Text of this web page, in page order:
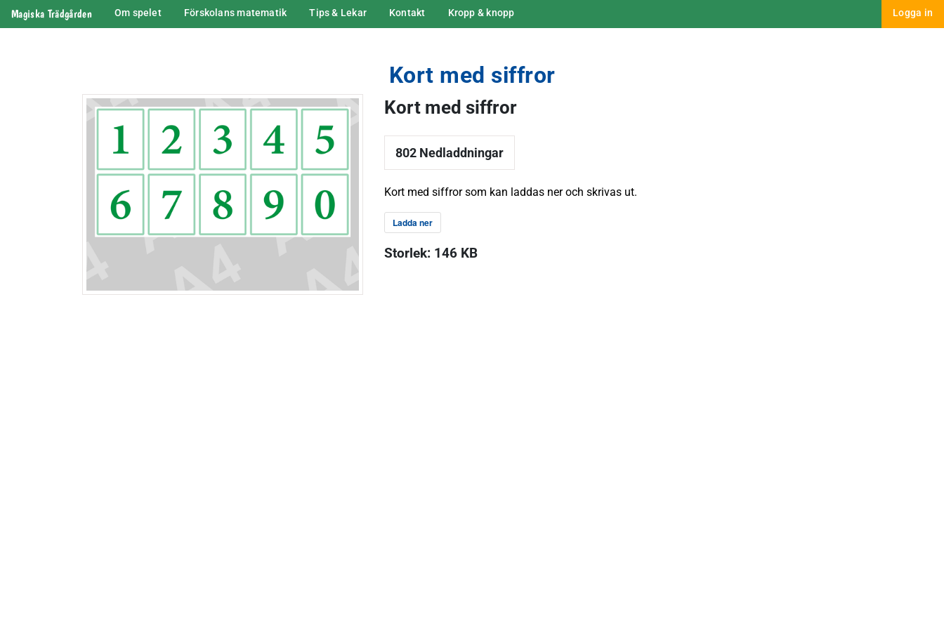
Magiska Trädgården Om spelet Förskolans matematik Tips & Lekar Kontakt Kropp & knopp Logga in
Kort med siffror
Kort med siffror
802Nedladdningar
Kort med siffror som kan laddas ner och skrivas ut.
Ladda ner
Storlek: 146 KB